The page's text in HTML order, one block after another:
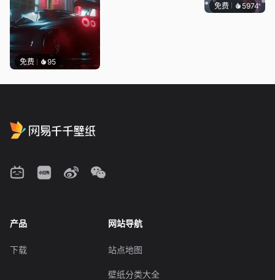
免费 95
免费 5974冰茶
产品
下载
网站导航
站点地图
壁纸分类大全